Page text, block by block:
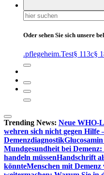
Suchen
nach:
Oder sehen Sie sich unsere
.pflegeheim.Test§ 113c§
Trending News: Neue WHO-
wehren sich nicht gegen Hilfe
Demenzdiagnostik
Mundgesundheit bei
handeln müssenHandschrift
könnteMenschen mit